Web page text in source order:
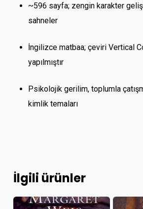
~596 sayfa; zengin karakter
sahneler
İngilizce matbaa; çeviri Vertical
yapılmıştır
Psikolojik gerilim, toplumla
kimlik temaları
İlgili ürünler